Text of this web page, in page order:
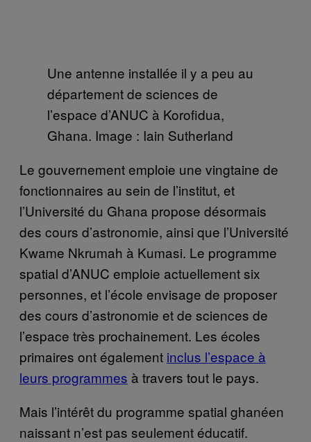
Une antenne installée il y a peu au
département de sciences de
l’espace d’ANUC à Korofidua,
Ghana. Image : Iain Sutherland
Le gouvernement emploie une vingtaine de
fonctionnaires au sein de l’institut, et
l’Université du Ghana propose désormais
des cours d’astronomie, ainsi que l’Université
Kwame Nkrumah à Kumasi. Le programme
spatial d’ANUC emploie actuellement six
personnes, et l’école envisage de proposer
des cours d’astronomie et de sciences de
l’espace très prochainement. Les écoles
primaires ont également inclus l’espace à
leurs programmes à travers tout le pays.
Mais l’intérêt du programme spatial ghanéen
naissant n’est pas seulement éducatif.